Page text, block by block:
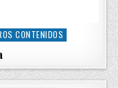
CONTENIDOS